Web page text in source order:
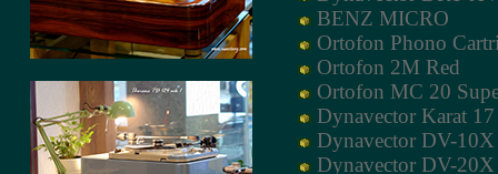
BENZ MICRO
Ortofon Phono
Ortofon 2M Red
Ortofon MC 20
Dynavector Karat
Dynavector DV-10X
Dynavector DV-20X